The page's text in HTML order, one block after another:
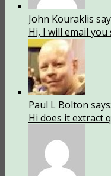
John Kouraklis
Hi, I will email
Paul L Bolton says:
Hi does it extract